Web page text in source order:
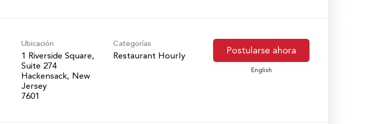
Ubicación
1 Riverside Square,
Suite 274
Hackensack, New
Jersey
Categorías
Restaurant Hourly Postularse ahora
English